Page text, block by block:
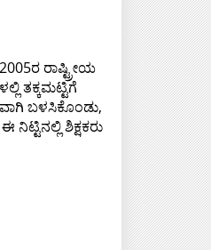
ರಾಷ್ಟ್ರೀಯ
ತಕ್ಕಮಟ್ಟಿಗೆ
ಬಳಸಿಕೊಂಡು,
ಶಿಕ್ಷಕರು